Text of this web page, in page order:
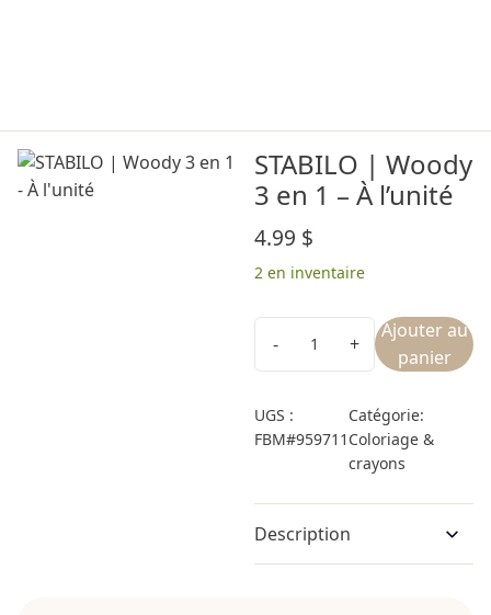
STABILO | Woody
3 en 1 – À l’unité
4.99 $
2 en inventaire
Ajouter au
panier
UGS :
FBM#959711
Catégorie:
Coloriage &
crayons
Description